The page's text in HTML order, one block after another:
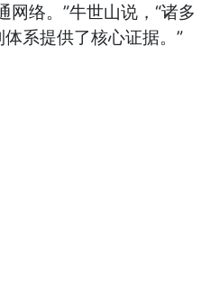
络。”牛世山说，“诸多
系提供了核心证据。”